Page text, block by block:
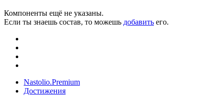
Компоненты ещё не указаны.
Если ты знаешь состав, то можешь добавить его.
Nastolio.Premium
Достижения